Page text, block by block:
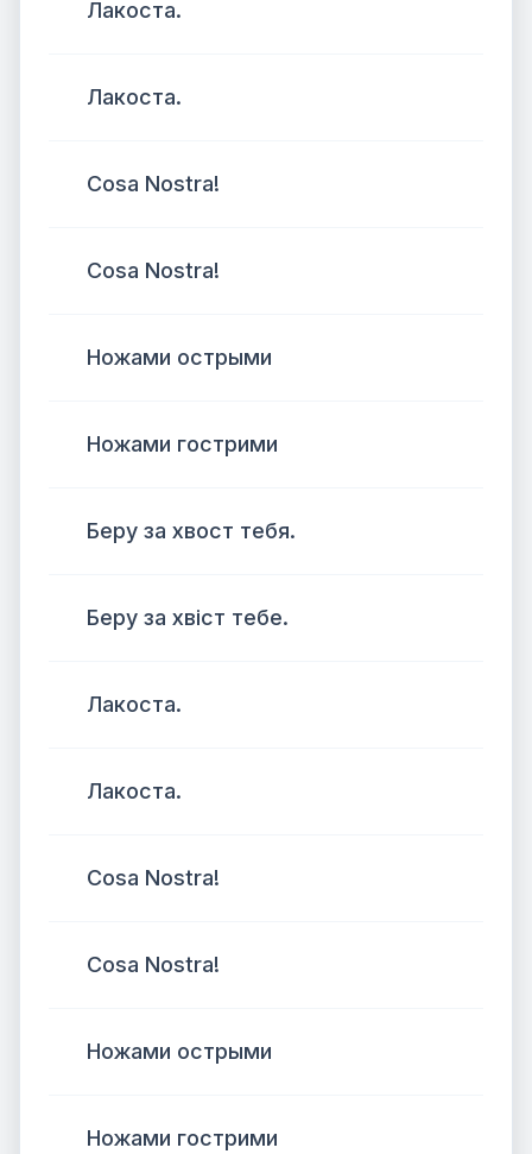
Лакоста.
Лакоста.
Cosa Nostra!
Cosa Nostra!
Ножами острыми
Ножами гострими
Беру за хвост тебя.
Беру за хвіст тебе.
Лакоста.
Лакоста.
Cosa Nostra!
Cosa Nostra!
Ножами острыми
Ножами гострими